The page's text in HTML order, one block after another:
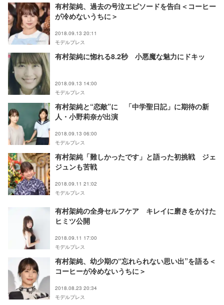
有村架純、過去の号泣エピソードを告白＜コーヒー
が冷めないうちに＞
2018.09.13 20:11
モデルプレス
有村架純に惚れる8.2秒 小悪魔な魅力にドキッ
2018.09.13 14:00
モデルプレス
有村架純と“恋敵”に 「中学聖日記」に期待の新
人・小野莉奈が出演
2018.09.13 06:00
モデルプレス
有村架純「難しかったです」と語った初挑戦 ジェ
ジュンも苦戦
2018.09.11 21:02
モデルプレス
有村架純の全身セルフケア キレイに磨きをかけた
ヒミツ公開
2018.09.11 17:00
モデルプレス
有村架純、幼少期の“忘れられない思い出”を語る＜
コーヒーが冷めないうちに＞
2018.08.23 20:34
モデルプレス